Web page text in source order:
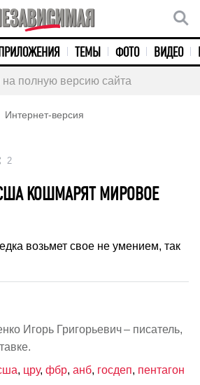
ПРИЛОЖЕНИЯ ТЕМЫ ФОТО ВИДЕО
на полную версию сайта
Интернет-версия
2
КОШМАРЯТ МИРОВОЕ
возьмет свое не умением, так
Игорь Григорьевич – писатель,
, цру, фбр, анб, госдеп, пентагон